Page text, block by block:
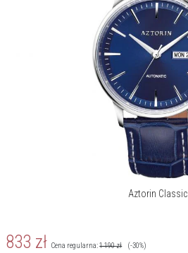
Aztorin Classic
833 zł Cena regularna:1 190zł
(-30%)